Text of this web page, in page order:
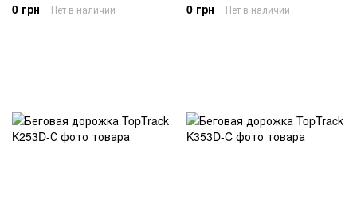
0 грн Нет в наличии 0 грн Нет в наличии